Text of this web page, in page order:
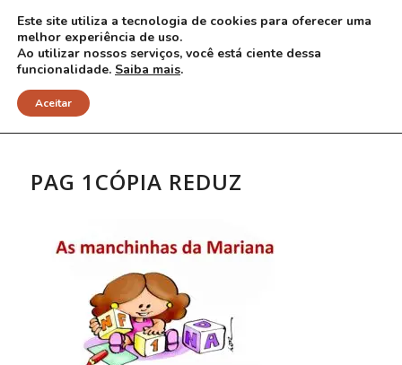
NOTÍCIAS
PAG 1CÓPIA REDUZ
Este site utiliza a tecnologia de cookies para oferecer uma
melhor experiência de uso.
Ao utilizar nossos serviços, você está ciente dessa
funcionalidade. Saiba mais.
Aceitar